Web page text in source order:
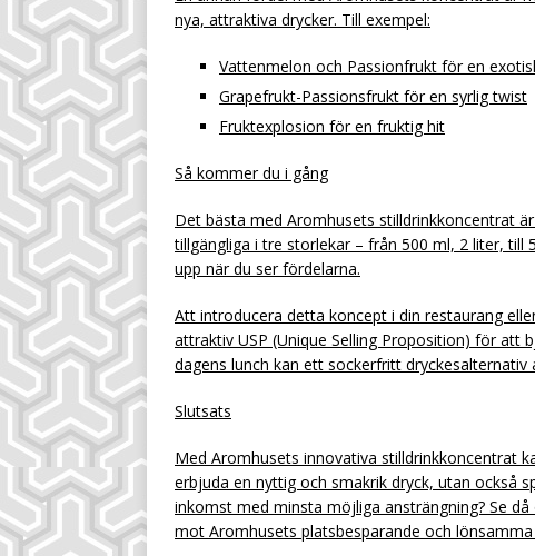
nya, attraktiva drycker. Till exempel:
Vattenmelon och Passionfrukt för en
Grapefrukt-Passionsfrukt för en syrlig twist
Fruktexplosion för en fruktig hit
Så kommer du i gång
Det bästa med Aromhusets stilldrinkkoncentrat
tillgängliga i tre storlekar – från 500 ml, 2 liter,
upp när du ser fördelarna.
Att introducera detta koncept i din restaurang
attraktiv USP (Unique Selling Proposition) för att
dagens lunch kan ett sockerfritt
Slutsats
Med Aromhusets innovativa stilldrinkkoncentrat
erbjuda en nyttig och smakrik dryck, utan också
inkomst med minsta möjliga ansträngning? Se
mot Aromhusets platsbesparande och lönsamma